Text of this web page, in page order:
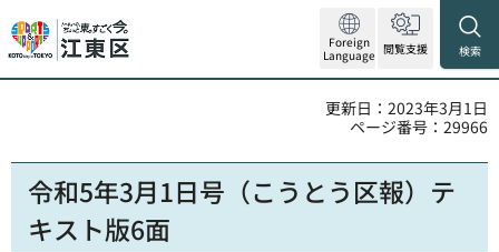
Foreign
Language 閲覧支援 検索
更新日：2023年3月1日
ページ番号：29966
令和5年3月1日号（こうとう区報）テ
キスト版6面